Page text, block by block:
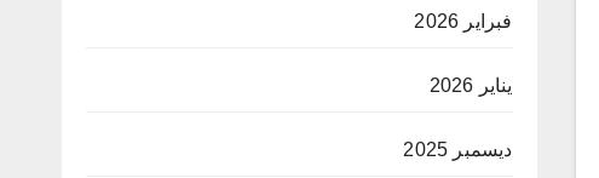
فبراير 2026
يناير 2026
ديسمبر 2025